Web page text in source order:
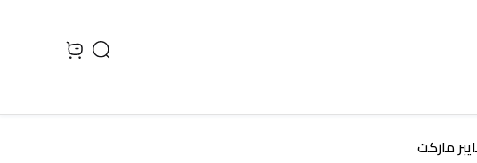
Search
view bag
ماركت